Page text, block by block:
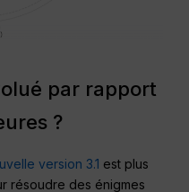
par rapport
?
version 3.1 est plus
résoudre des énigmes